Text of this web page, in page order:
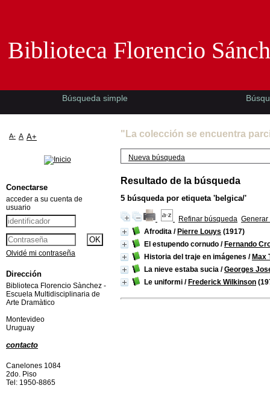
"La colección se encuentra
Nueva búsqueda
Resultado de la búsqueda
5 búsqueda por etiqueta 'belgica/'
Refinar búsqueda Generar
Afrodita / Pierre Louys (1917)
El estupendo cornudo / Fernando
Historia del traje en imágenes / Max
La nieve estaba sucia /Georges
Le uniformi / Frederick Wilkinson
Biblioteca Florencio
Búsqueda simple
A- A A+
Conectarse
acceder a su cuenta de
usuario
Olvidé mi contraseña
Dirección
Biblioteca Florencio Sànchez -
Escuela Multidisciplinaria de
Arte Dramàtico
Montevideo
Uruguay
contacto
Canelones 1084
2do. Piso
Tel: 1950-8865